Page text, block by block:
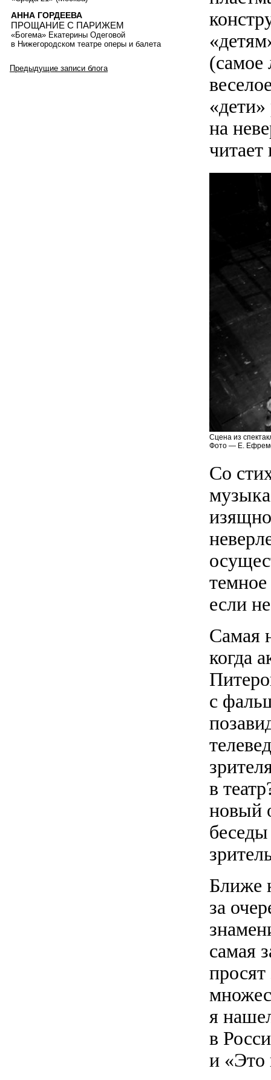
(самое
на
Сцена из
Фото — Е.
Со
если
Самая
когда
с
в
новый
Ближе
за
самая
я
в
и «Это
АННА ГОРДЕЕВА
ПРОЩАНИЕ С ПАРИЖЕМ
«Богема» Екатерины Одеговой
в Нижегородском театре оперы и балета
Предыдущие записи блога